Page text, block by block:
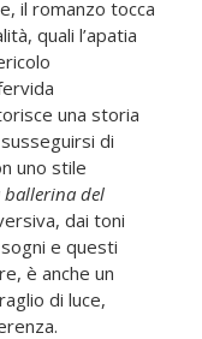
il romanzo tocca
quali l’apatia
una storia
di
uno stile
ballerina del
dai toni
e questi
è anche un
di luce,